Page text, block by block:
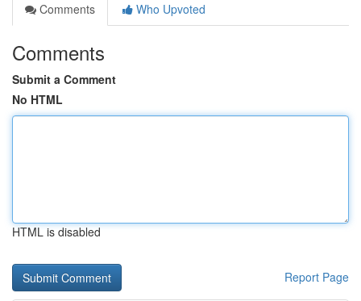
Comments
Who Upvoted
Comments
Submit a Comment
No HTML
HTML is disabled
Report Page